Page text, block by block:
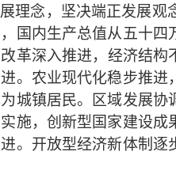
理念，坚决端正发展
国内生产总值从五十四
革深入推进，经济结构
。农业现代化稳步推
城镇居民。
区域发展协
施，创新型国家建设成
。开放型经济新体制